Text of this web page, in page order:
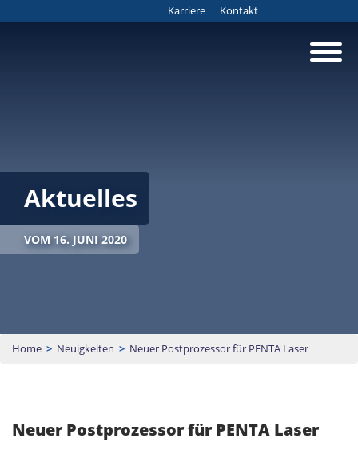
Karriere Kontakt
Aktuelles
VOM 16. JUNI 2020
Home > Neuigkeiten > Neuer Postprozessor für PENTA Laser
Neuer Postprozessor für PENTA Laser